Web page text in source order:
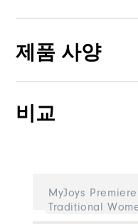
제품 사양
Traction
비교
MyJoys
Traditional